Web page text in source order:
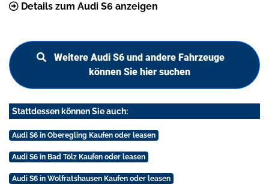
Details zum Audi S6 anzeigen
Weitere Audi S6 und andere Fahrzeuge
können Sie hier suchen
Stattdessen können Sie auch:
Audi S6 in Oberegling Kaufen oder leasen
Audi S6 in Bad Tölz Kaufen oder leasen
Audi S6 in Wolfratshausen Kaufen oder leasen